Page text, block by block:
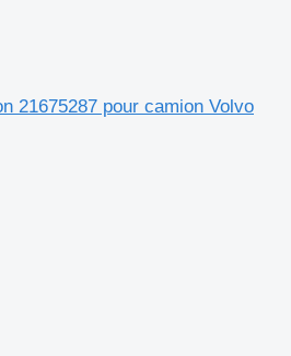
21675287 pour camion Volvo